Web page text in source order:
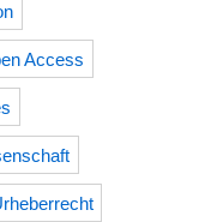
Access